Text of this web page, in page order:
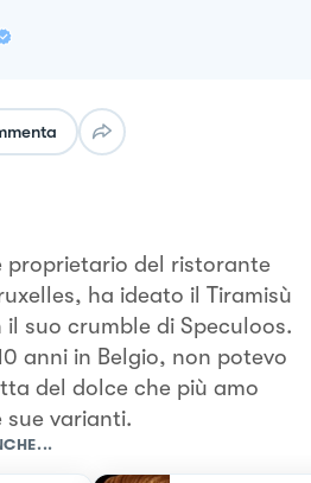
proprietario del ristorante
ha ideato il Tiramisù
suo crumble di Speculoos.
anni in Belgio, non potevo
del dolce che più amo
varianti.